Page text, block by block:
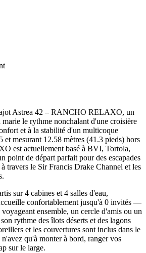
Astrea 42 – RANCHO RELAXO, un
marie le rythme nonchalant d'une croisière
et à la stabilité d'un multicoque
et mesurant 12.58 mètres (41.3 pieds) hors
est actuellement basé à BVI, Tortola,
de départ parfait pour des escapades
travers le Sir Francis Drake Channel et les
sur 4 cabines et 4 salles d'eau,
confortablement jusqu'à 0 invités —
ensemble, un cercle d'amis ou un
rythme des îlots déserts et des lagons
et les couvertures sont inclus dans le
qu'à monter à bord, ranger vos
sur le large.